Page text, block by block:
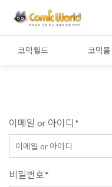
코믹월드 코믹몰
이메일 or 아이디 *
비밀번호*